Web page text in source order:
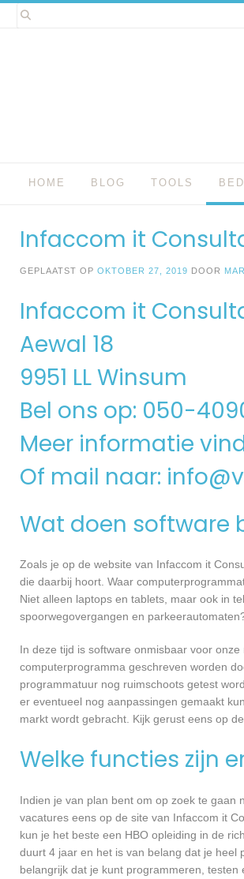
Spring
naar
HOME BLOG TOOLS
Infaccom it
GEPLAATST OP OKTOBER 27, 2019 DOOR
Infaccom it
Aewal 18
9951 LL Winsum
Bel ons op: 050-
Meer informatie
Of mail naar:
Wat doen software
Zoals je op de website van Infaccom it
die daarbij hoort. Waar
Niet alleen laptops en tablets, maar ook in
spoorwegovergangen en
In deze tijd is software onmisbaar voor
computerprogramma geschreven worden
programmatuur nog ruimschoots getest
er eventueel nog aanpassingen gemaakt
markt wordt gebracht. Kijk gerust eens op
Welke functies zijn
Indien je van plan bent om op zoek te gaan
vacatures eens op de site van Infaccom it
kun je het beste een HBO opleiding in de
duurt 4 jaar en het is van belang dat je heel
belangrijk dat je kunt programmeren,